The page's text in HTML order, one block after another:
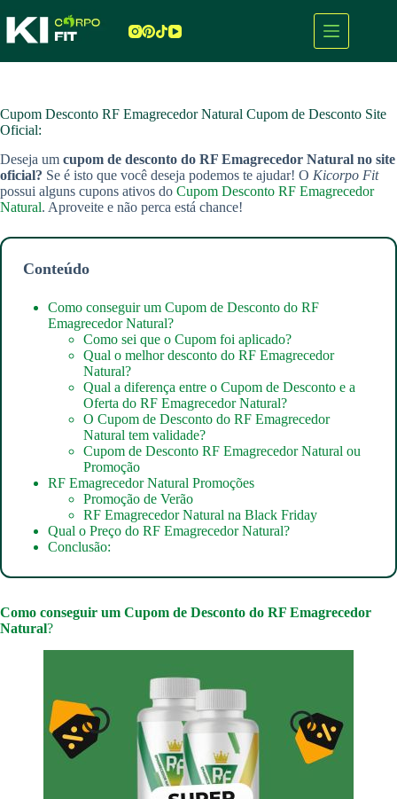
para
Cupom Desconto RF Emagrecedor Natural Cupom de Desconto Site
Oficial:
Deseja um cupom de desconto do RF Emagrecedor Natural no site
oficial? Se é isto que você deseja podemos te ajudar! O Kicorpo Fit
possui alguns cupons ativos do Cupom Desconto RF Emagrecedor
Natural. Aproveite e não perca está chance!
Conteúdo
Como conseguir um Cupom de Desconto do RF
Emagrecedor Natural?
Como sei que o Cupom foi aplicado?
Qual o melhor desconto do RF Emagrecedor
Natural?
Qual a diferença entre o Cupom de Desconto e a
Oferta do RF Emagrecedor Natural?
O Cupom de Desconto do RF Emagrecedor
Natural tem validade?
Cupom de Desconto RF Emagrecedor Natural ou
Promoção
RF Emagrecedor Natural Promoções
Promoção de Verão
RF Emagrecedor Natural na Black Friday
Qual o Preço do RF Emagrecedor Natural?
Conclusão:
Como conseguir um Cupom de Desconto do RF Emagrecedor
Natural?